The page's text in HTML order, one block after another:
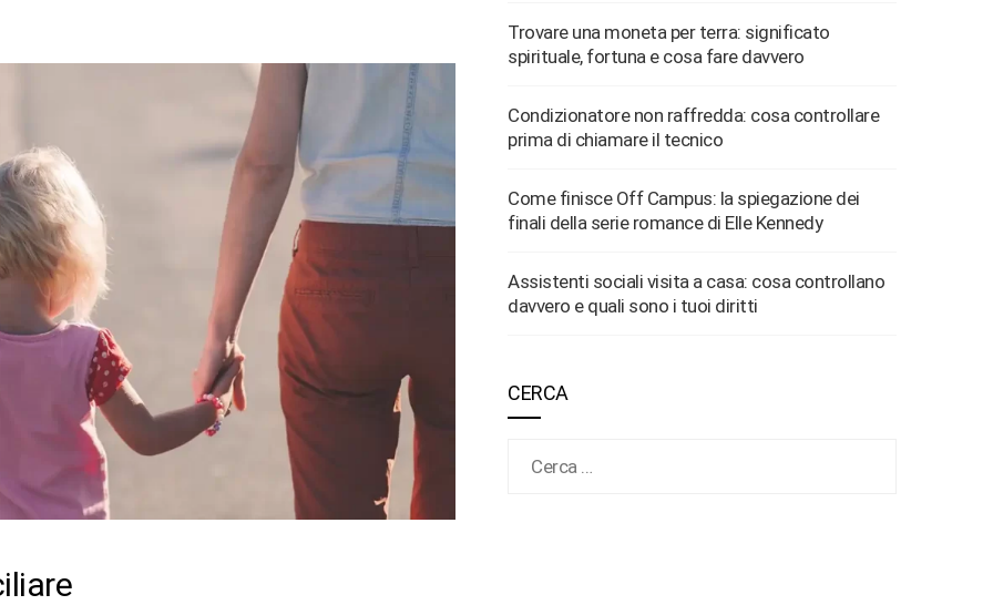
Trovare una moneta per terra: significato
spirituale, fortuna e cosa fare davvero
Condizionatore non raffredda: cosa controllare
prima di chiamare il tecnico
Come finisce Off Campus: la spiegazione dei
finali della serie romance di Elle Kennedy
Assistenti sociali visita a casa: cosa controllano
davvero e quali sono i tuoi diritti
CERCA